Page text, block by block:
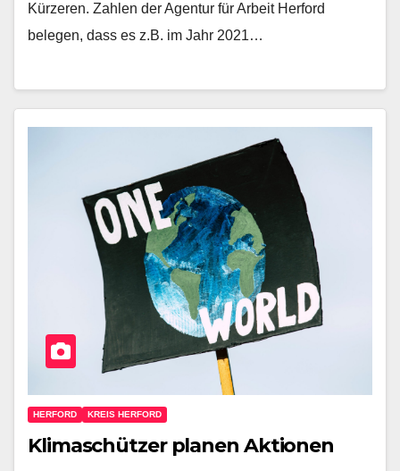
Kürzeren. Zahlen der Agentur für Arbeit Herford
belegen, dass es z.B. im Jahr 2021…
HERFORD KREIS HERFORD
Klimaschützer planen Aktionen